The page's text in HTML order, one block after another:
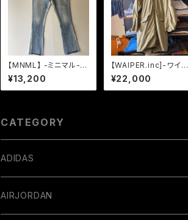
【MNML】 -ミニマル-B
221 FIARE DENIM BL
UE
¥13,200
【WAIPER.inc]-ワイパ
ーインク-米軍 M-65
フィッシュテールパーカ
ー ライナー フルセット
¥22,000
CATEGORY
ADIDAS
AIRJORDAN